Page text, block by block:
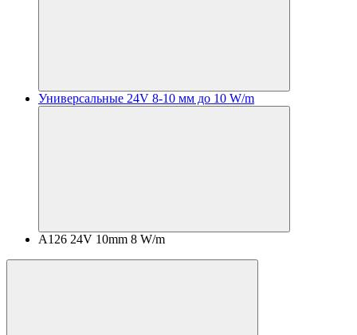
Универсальные 24V 8-10 мм до 10 W/m
A126 24V 10mm 8 W/m